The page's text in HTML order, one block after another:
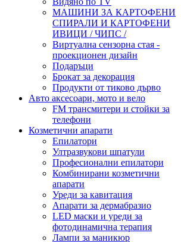
МАШИНИ ЗА КАРТОФЕНИ
СПИРАЛИ И КАРТОФЕНИ
ИВИЦИ / ЧИПС /
Виртуална сензорна стая -
проекционен дизайн
Подаръци
Брокат за декорация
Продукти от тиково дърво
Авто аксесоари, мото и вело
FM трансмитери и стойки за
телефони
Козметични апарати
Епилатори
Ултразвукови шпатули
Професионални епилатори
Комбинирани козметични
апарати
Уреди за кавитация
Апарати за дермабразио
LED маски и уреди за
фотодинамична терапия
Лампи за маникюр